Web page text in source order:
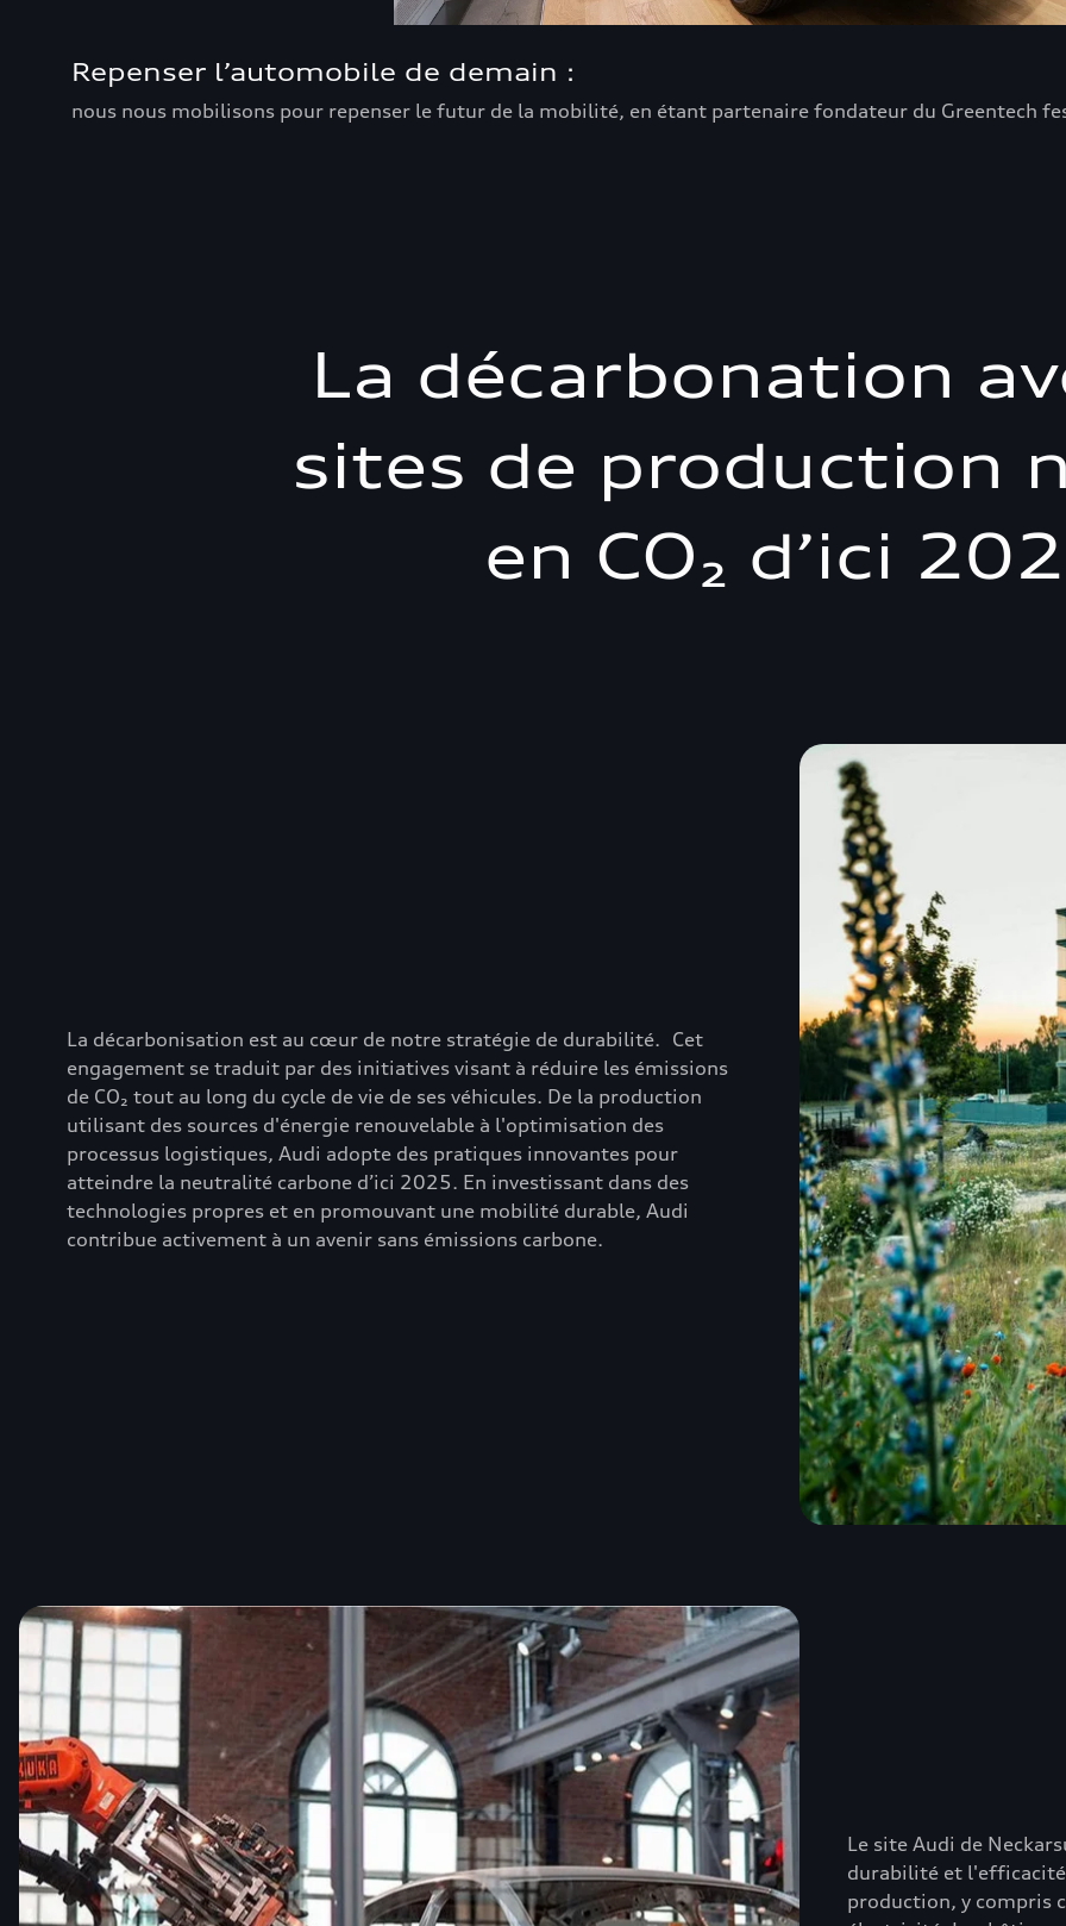
Repenser l’automobile de demain :
nous nous mobilisons pour repenser le futur de la mobilité, en étant partenaire fondateur du Greentech
La décarbonation
sites de production
en CO₂ d’ici
La décarbonisation est au cœur de notre stratégie de durabilité. Cet
engagement se traduit par des initiatives visant à réduire les émissions
de CO₂ tout au long du cycle de vie de ses véhicules. De la production
utilisant des sources d'énergie renouvelable à l'optimisation des
processus logistiques, Audi adopte des pratiques innovantes pour
atteindre la neutralité carbone d’ici 2025. En investissant dans des
technologies propres et en promouvant une mobilité durable, Audi
contribue activement à un avenir sans émissions carbone.
Le site Audi de
durabilité et
production, y compris